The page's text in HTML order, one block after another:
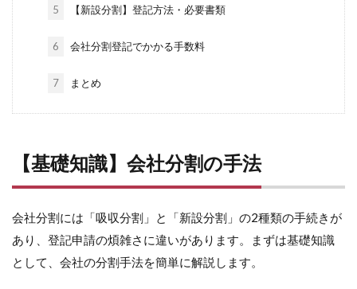
5 【新設分割】登記方法・必要書類
6 会社分割登記でかかる手数料
7 まとめ
【基礎知識】会社分割の手法
会社分割には「吸収分割」と「新設分割」の2種類の手続きが
あり、登記申請の煩雑さに違いがあります。まずは基礎知識
として、会社の分割手法を簡単に解説します。